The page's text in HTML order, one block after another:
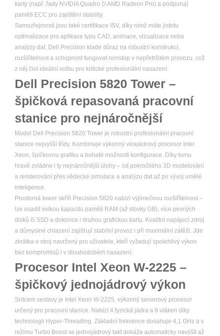
karty (např. řady NVIDIA Quadro či AMD Radeon Pro) a podporují
paměti ECC pro zajištění stability.
Samozřejmostí jsou také certifikace ISV, díky nimž máte jistotu
optimalizace pro aplikace typu CAD, animace, vizualizace nebo
analýzy dat. Dell Precision klade důraz na robustní konstrukci,
rozšiřitelnost a schopnost fungovat nonstop v nepřetržitém provozu, což
z něj činí ideální volbu pro kritické profesionální nasazení.
Dell Precision 5820 Tower –
špičková repasovaná pracovní
stanice pro nejnáročnější
Model Dell Precision 5820 Tower je robustní profesionální pracovní
stanice nejvyšší třídy. Kombinuje výkonný vícejádrový procesor Intel
Xeon, špičkovou grafiku a bohaté možnosti konfigurace. Díky tomu
hravě zvládne i ty nejnáročnější úlohy – od pokročilého 3D modelování
a renderování přes vědecké simulace a analýzu dat až po vývoj umělé
inteligence.
Prostorná tower skříň Precision 5820 nabízí výjimečnou rozšiřitelnost –
lze osadit velkou kapacitu paměti RAM (až stovky GB), více pevných
disků či SSD a dokonce i druhou grafickou kartu. Kvalitní napájecí zdroj
a důmyslné chlazení zajišťují stabilní provoz i při maximální zátěži. Jde
zkrátka o stroj navržený pro uživatele, kteří vyžadují spolehlivý výkon
bez kompromisů i v dlouhodobém nasazení.
Procesor Intel Xeon W-2225 –
špičkový jednojádrový výkon
Srdcem sestavy je Intel Xeon W-2225, výkonný serverový procesor
určený pro pracovní stanice. Nabízí 4 fyzická jádra a 8 vláken díky
technologii Hyper-Threading. Základní frekvence dosahuje 4,1 GHz a v
režimu Turbo Boost se jednojádrový takt dokáže automaticky navýšit až